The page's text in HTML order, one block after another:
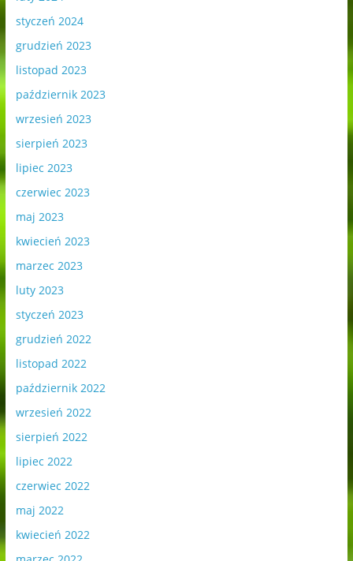
styczeń 2024
grudzień 2023
listopad 2023
październik 2023
wrzesień 2023
sierpień 2023
lipiec 2023
czerwiec 2023
maj 2023
kwiecień 2023
marzec 2023
luty 2023
styczeń 2023
grudzień 2022
listopad 2022
październik 2022
wrzesień 2022
sierpień 2022
lipiec 2022
czerwiec 2022
maj 2022
kwiecień 2022